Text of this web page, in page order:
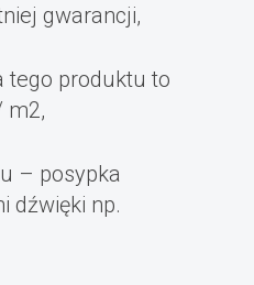
gwarancji,
tego produktu to
m2,
– posypka
dźwięki np.